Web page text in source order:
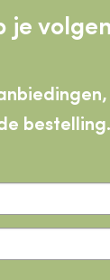
je
bestelling.